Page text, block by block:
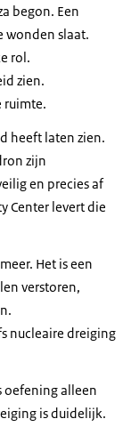
begon. Een
wonden slaat.
rol.
zien.
ruimte.
heeft laten zien.
zijn
en precies af
Center levert die
Het is een
verstoren,
nucleaire dreiging
oefening alleen
is duidelijk.